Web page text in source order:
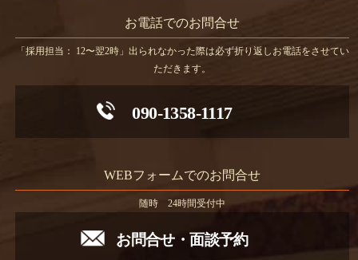
お電話でのお問合せ
「採用担当： 12〜翌2時」出られなかった際は必ず折り返しお電話をさせてい
ただきます。
090-1358-1117
WEBフォームでのお問合せ
随時 24時間受付中
お問合せ・面談予約